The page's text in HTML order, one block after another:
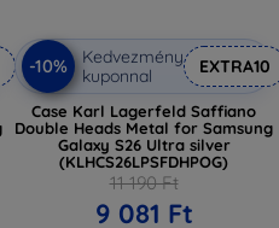
-10%
Kedvezmény
kuponnal
EXTRA10
Case Karl Lagerfeld Saffiano
Double Heads Metal for Samsung
Galaxy S26 Ultra silver
(KLHCS26LPSFDHPOG)
11 190 Ft
9 081 Ft